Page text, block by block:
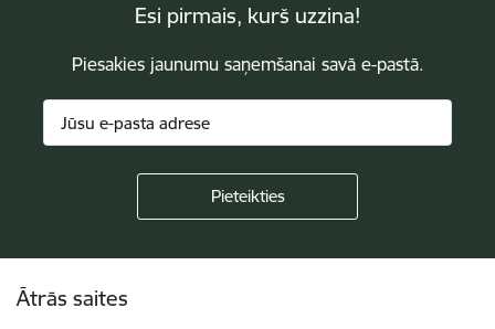
Esi pirmais, kurš uzzina!
Piesakies jaunumu saņemšanai savā e-pastā.
Ātrās saites